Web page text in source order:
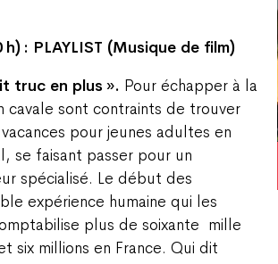
: PLAYLIST (Musique de film)
truc en plus ». Pour échapper à la
cavale sont contraints de trouver
pour jeunes adultes en
se faisant passer pour un
spécialisé. Le début des
expérience humaine qui les
plus de soixante mille
six millions en France. Qui dit